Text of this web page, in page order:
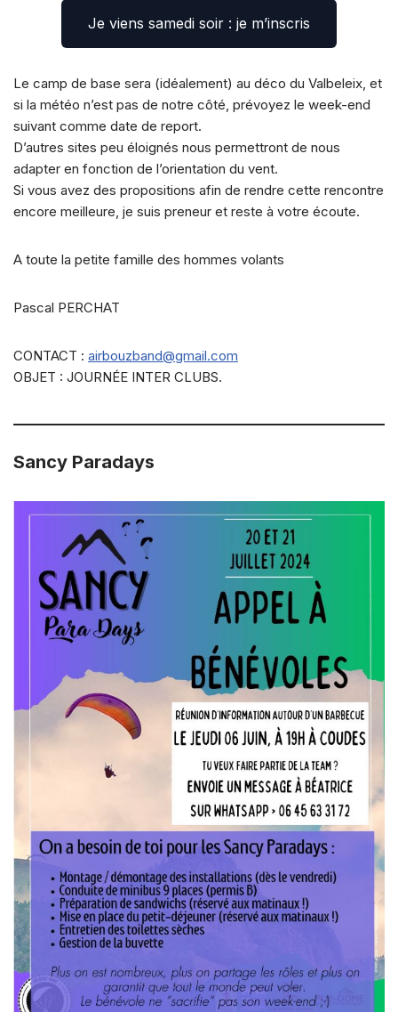
Je viens samedi soir : je m’inscris
Le camp de base sera (idéalement) au déco du Valbeleix, et
si la météo n’est pas de notre côté, prévoyez le week-end
suivant comme date de report.
D’autres sites peu éloignés nous permettront de nous
adapter en fonction de l’orientation du vent.
Si vous avez des propositions afin de rendre cette rencontre
encore meilleure, je suis preneur et reste à votre écoute.
A toute la petite famille des hommes volants
Pascal PERCHAT
CONTACT : airbouzband@gmail.com
OBJET : JOURNÉE INTER CLUBS.
Sancy Paradays